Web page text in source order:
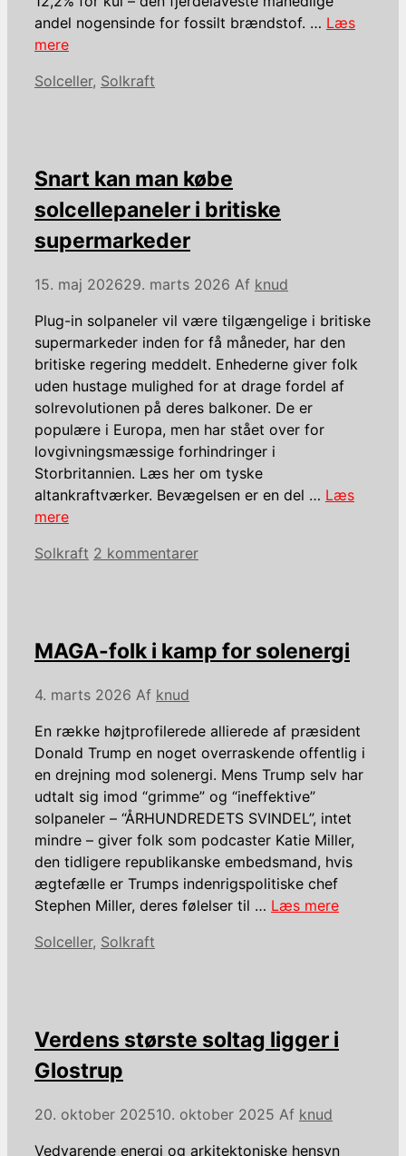
andel nogensinde for fossilt brændstof. … Læs
mere
Kategorier
Solceller, Solkraft
Snart kan man købe
solcellepaneler i britiske
supermarkeder
15. maj 202629. marts 2026 Af knud
Plug-in solpaneler vil være tilgængelige i britiske
supermarkeder inden for få måneder, har den
britiske regering meddelt. Enhederne giver folk
uden hustage mulighed for at drage fordel af
solrevolutionen på deres balkoner. De er
populære i Europa, men har stået over for
lovgivningsmæssige forhindringer i
Storbritannien. Læs her om tyske
altankraftværker. Bevægelsen er en del … Læs
mere
Kategorier
Solkraft 2 kommentarer
MAGA-folk i kamp for solenergi
4. marts 2026 Af knud
En række højtprofilerede allierede af præsident
Donald Trump en noget overraskende offentlig i
en drejning mod solenergi. Mens Trump selv har
udtalt sig imod “grimme” og “ineffektive”
solpaneler – “ÅRHUNDREDETS SVINDEL”, intet
mindre – giver folk som podcaster Katie Miller,
den tidligere republikanske embedsmand, hvis
ægtefælle er Trumps indenrigspolitiske chef
Stephen Miller, deres følelser til … Læs mere
Kategorier
Solceller, Solkraft
Verdens største soltag ligger i
Glostrup
20. oktober 202510. oktober 2025 Af knud
Vedvarende energi og arkitektoniske hensyn